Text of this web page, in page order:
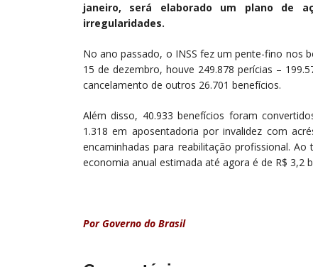
janeiro, será elaborado um plano de
irregularidades.
No ano passado, o INSS fez um pente-fino nos
15 de dezembro, houve 249.878 perícias –
cancelamento de outros 26.701 benefícios.
Além disso, 40.933 benefícios foram
1.318 em aposentadoria por invalidez com
encaminhadas para reabilitação profissional.
economia anual estimada até agora é de R$ 3,2
Por Governo do Brasil